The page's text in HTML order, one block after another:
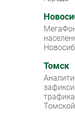
Проекты
IT класс
Тестовый
Каталог
Томск
трафика